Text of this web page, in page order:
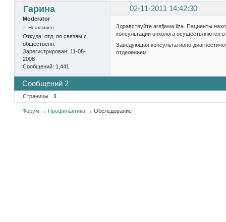
Гарина 02-11-2011 14:42:30
Moderator
Неактивен
Откуда: отд. по связям с
общественн.
Зарегистрирован: 11-08-
2008
Сообщений: 1,441
Здравствуйте arefjewa.liza. Пациенты
консультации онколога осуществляются
Заведующая консультативно-
отделением
Сообщений 2
Страницы 1
Форум → Профилактика →Обследование